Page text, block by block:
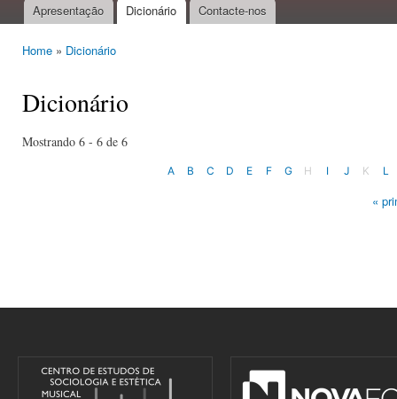
Main menu
Apresentação Dicionário Contacte-nos
Home » Dicionário
Dicionário
Mostrando 6 - 6 de 6
A B C D E F G H I J K L
«